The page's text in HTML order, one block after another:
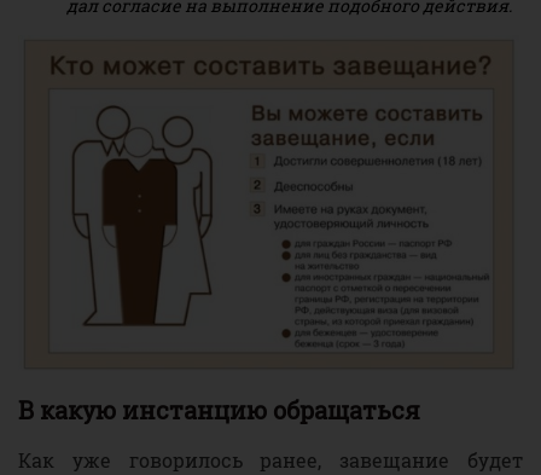
дал согласие на выполнение подобного действия.
В какую инстанцию обращаться
Как уже говорилось ранее, завещание будет